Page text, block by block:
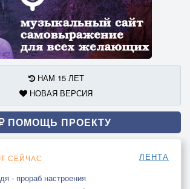
НАМ 15 ЛЕТ
НОВАЯ ВЕРСИЯ
ПОМОЩЬ ПРОЕКТУ
СЕЙЧАС ЛЕНТА
- прораб настроения